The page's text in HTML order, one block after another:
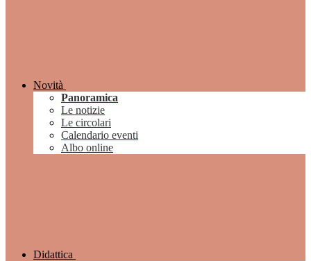
Novità
Panoramica
Le notizie
Le circolari
Calendario eventi
Albo online
Didattica